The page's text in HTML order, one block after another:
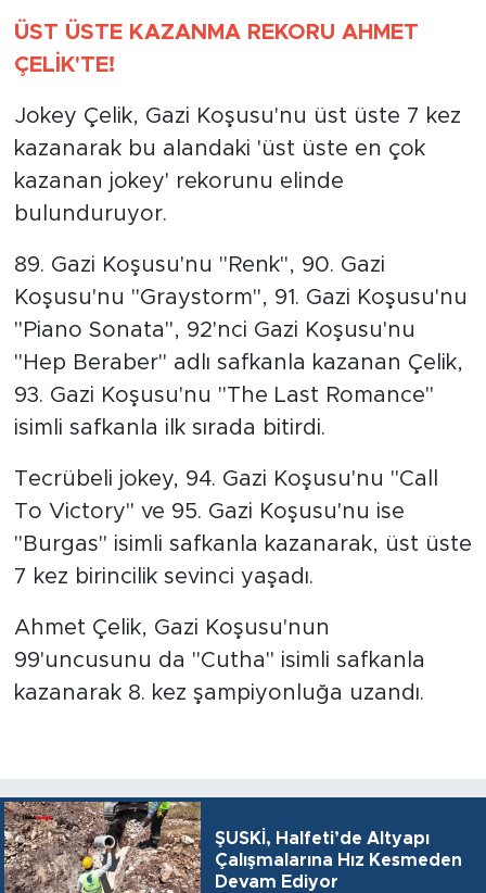
ÜST ÜSTE KAZANMA REKORU AHMET
ÇELİK'TE!
Jokey Çelik, Gazi Koşusu'nu üst üste 7 kez
kazanarak bu alandaki 'üst üste en çok
kazanan jokey' rekorunu elinde
bulunduruyor.
89. Gazi Koşusu'nu "Renk", 90. Gazi
Koşusu'nu "Graystorm", 91. Gazi Koşusu'nu
"Piano Sonata", 92'nci Gazi Koşusu'nu
"Hep Beraber" adlı safkanla kazanan Çelik,
93. Gazi Koşusu'nu "The Last Romance"
isimli safkanla ilk sırada bitirdi.
Tecrübeli jokey, 94. Gazi Koşusu'nu "Call
To Victory" ve 95. Gazi Koşusu'nu ise
"Burgas" isimli safkanla kazanarak, üst üste
7 kez birincilik sevinci yaşadı.
Ahmet Çelik, Gazi Koşusu'nun
99'uncusunu da "Cutha" isimli safkanla
kazanarak 8. kez şampiyonluğa uzandı.
ŞUSKİ, Halfeti’de Altyapı
Çalışmalarına Hız Kesmeden
Devam Ediyor